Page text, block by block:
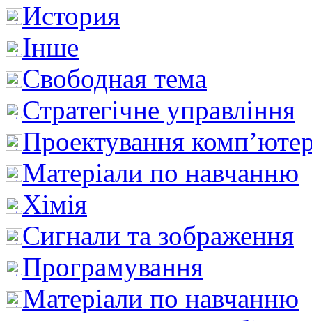
История
Інше
Свободная тема
Стратегічне управління
Проектування
Матеріали по навчанню
Хімія
Сигнали та зображення
Програмування
Матеріали по навчанню